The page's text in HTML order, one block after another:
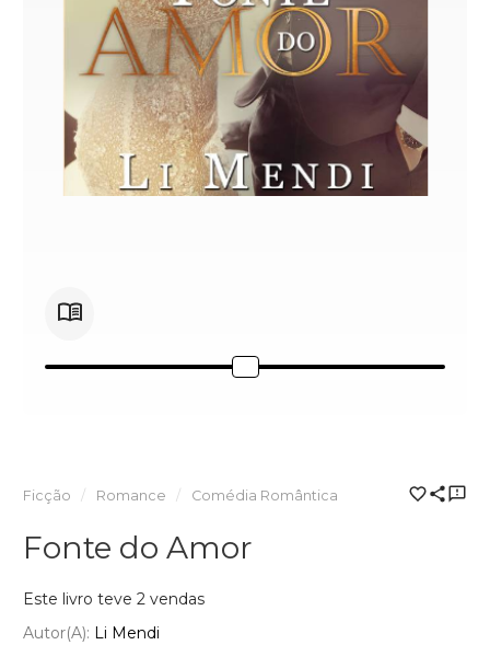
Ficção Romance Comédia Romântica
Fonte do Amor
Este livro teve 2 vendas
Autor(a): Li Mendi